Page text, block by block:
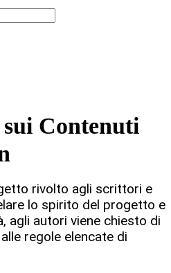
Contenuti
rivolto agli scrittori e
lo spirito del progetto e
agli autori viene chiesto di
regole elencate di